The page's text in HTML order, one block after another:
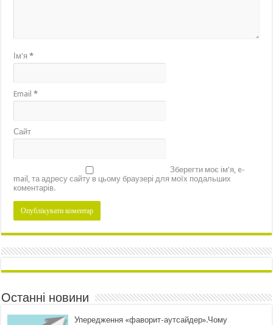
Ім'я*
Email*
Сайт
Зберегти моє ім'я, e-
mail, та адресу сайту в цьому браузері для моїх подальших
коментарів.
Останні новини
Упередження «фаворит-аутсайдер».Чому